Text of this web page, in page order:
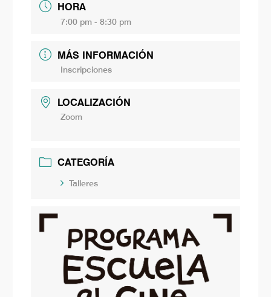
HORA
7:00 pm - 8:30 pm
MÁS INFORMACIÓN
Inscripciones
LOCALIZACIÓN
Zoom
CATEGORÍA
Talleres